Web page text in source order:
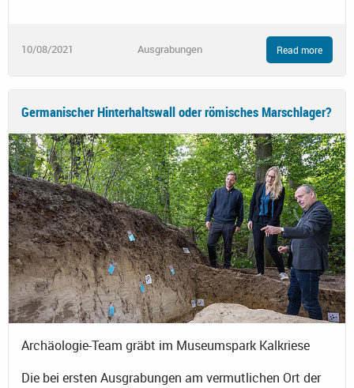
10/08/2021 Ausgrabungen Read more
Germanischer Hinterhaltswall oder römisches Marschlager?
Archäologie-Team gräbt im Museumspark Kalkriese
Die bei ersten Ausgrabungen am vermutlichen Ort der